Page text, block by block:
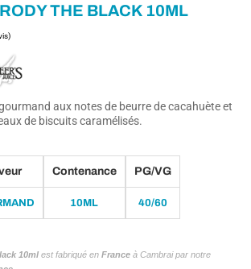
THE BLACK 10ML
aux notes de beurre de cacahuète et
de biscuits caramélisés.
Contenance
10ML
PG/VG
40/60
10ml est fabriqué en France à Cambrai par notre